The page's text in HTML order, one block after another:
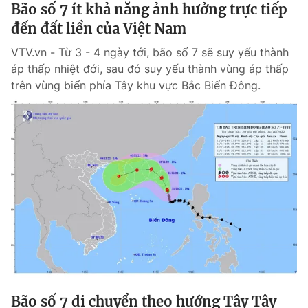
Bão số 7 ít khả năng ảnh hưởng trực tiếp
đến đất liền của Việt Nam
VTV.vn - Từ 3 - 4 ngày tới, bão số 7 sẽ suy yếu thành
áp thấp nhiệt đới, sau đó suy yếu thành vùng áp thấp
trên vùng biển phía Tây khu vực Bắc Biển Đông.
Bão số 7 di chuyển theo hướng Tây Tây